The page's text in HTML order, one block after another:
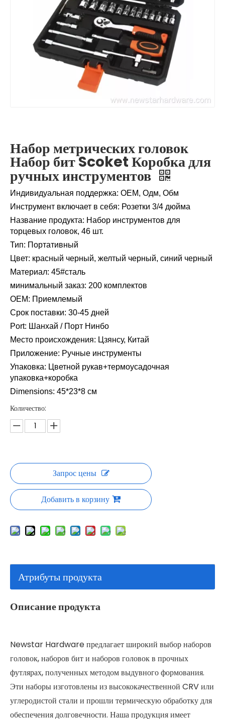
Набор метрических головок
Набор бит Scoket Коробка для
ручных инструментов
Индивидуальная поддержка: ОЕМ, Одм, Обм
Инструмент включает в себя: Розетки 3/4 дюйма
Название продукта: Набор инструментов для
торцевых головок, 46 шт.
Тип: Портативный
Цвет: красный черный, желтый черный, синий черный
Материал: 45#сталь
минимальный заказ: 200 комплектов
OEM: Приемлемый
Срок поставки: 30-45 дней
Port: Шанхай / Порт Нинбо
Место происхождения: Цзянсу, Китай
Приложение: Ручные инструменты
Упаковка: Цветной рукав+термоусадочная
упаковка+коробка
Dimensions: 45*23*8 см
Количество:
Запрос цены
Добавить в корзину
Атрибуты продукта
Описание продукта
Newstar Hardware предлагает широкий выбор наборов
головок, наборов бит и наборов головок в прочных
футлярах, полученных методом выдувного формования.
Эти наборы изготовлены из высококачественной CRV или
углеродистой стали и прошли термическую обработку для
обеспечения долговечности. Наша продукция имеет